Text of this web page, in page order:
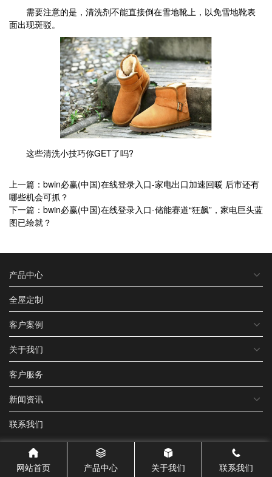
需要注意的是，清洗剂不能直接倒在雪地靴上，以免雪地靴表
面出现斑驳。
这些清洗小技巧你GET了吗?
上一篇：bwin必赢(中国)在线登录入口-家电出口加速回暖 后市还有
哪些机会可抓？
下一篇：bwin必赢(中国)在线登录入口-储能赛道“狂飙”，家电巨头蓝
图已绘就？
产品中心
全屋定制
客户案例
关于我们
客户服务
新闻资讯
联系我们
网站首页 产品中心 关于我们 联系我们